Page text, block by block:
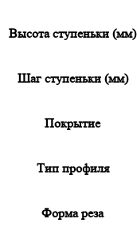
Высота ступеньки (мм)
Шаг ступеньки (мм)
Покрытие
Тип профиля
Форма реза